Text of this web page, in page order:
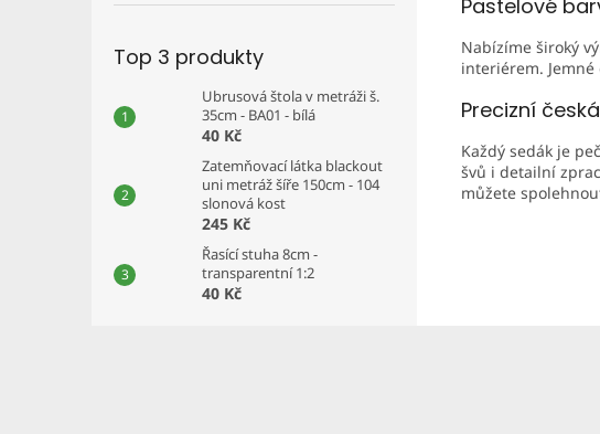
Top 3 produkty
Ubrusová štola v metráži š.
35cm - BA01 - bílá
40 Kč
Zatemňovací látka blackout
uni metráž šíře 150cm - 104
slonová kost
245 Kč
Řasící stuha 8cm -
transparentní 1:2
40 Kč
Pastelové
Nabízíme široký
interiérem.
Precizní
Každý sedák je
švů i detailní
můžete